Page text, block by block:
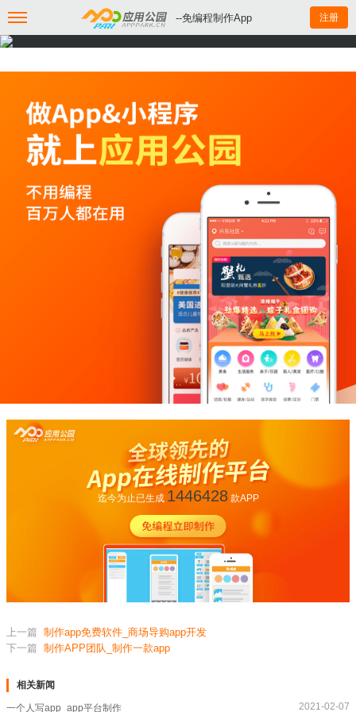
--免编程制作App 注册
迄今为止已生成 1446428款APP
上一篇 制作app免费软件_商场导购app开发
下一篇 制作APP团队_制作一款app
相关新闻
一个人写app_app平台制作 2021-02-07